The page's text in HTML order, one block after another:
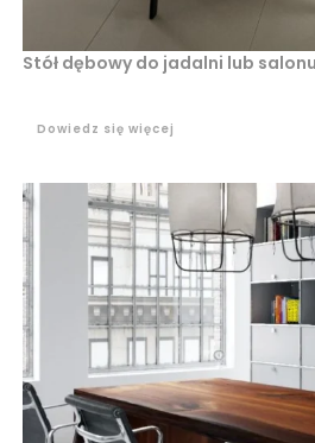
Stół dębowy do jadalni lub salonu
Dowiedz się więcej